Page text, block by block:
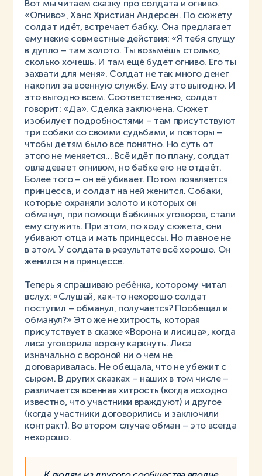
Вот мы читаем сказку про солдата и огниво.
«Огниво», Ханс Христиан Андерсен. По сюжету
солдат идёт, встречает бабку. Она предлагает
ему некие совместные действия: «Я тебя спущу
в дупло – там золото. Ты возьмёшь столько,
сколько хочешь. И там ещё будет огниво. Его ты
захвати для меня». Солдат не так много денег
накопил за военную службу. Ему это выгодно. И
это выгодно всем. Соответственно, солдат
говорит: «Да». Сделка заключена. Сюжет
изобилует подробностями – там присутствуют
три собаки со своими судьбами, и повторы –
чтобы детям было все понятно. Но суть от
этого не меняется… Всё идёт по плану, солдат
овладевает огнивом, но бабке его не отдаёт.
Более того – он её убивает. Потом появляется
принцесса, и солдат на ней женится. Собаки,
которые охраняли золото и которых он
обманул, при помощи бабкиных уговоров, стали
ему служить. При этом, по ходу сюжета, они
убивают отца и мать принцессы. Но главное не
в этом. У солдата в результате всё хорошо. Он
женился на принцессе.
Теперь я спрашиваю ребёнка, которому читал
вслух: «Слушай, как-то нехорошо солдат
поступил – обманул, получается? Пообещал и
обманул?» Это же не хитрость, которая
присутствует в сказке «Ворона и лисица», когда
лиса уговорила ворону каркнуть. Лиса
изначально с вороной ни о чем не
договаривалась. Не обещала, что не убежит с
сыром. В других сказках – наших в том числе –
различается военная хитрость (когда исходно
известно, что участники враждуют) и другое
(когда участники договорились и заключили
контракт). Во втором случае обман – это всегда
нехорошо.